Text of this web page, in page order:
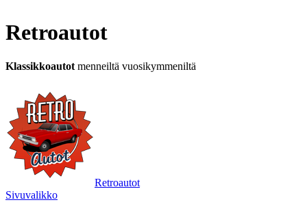
Retroautot
Klassikkoautot menneiltä vuosikymmeniltä
Retroautot
Sivuvalikko